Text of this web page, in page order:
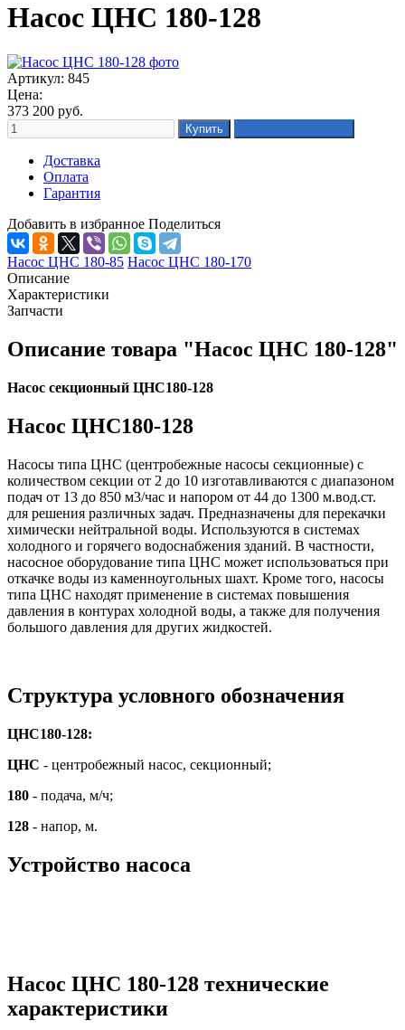
Насос ЦНС 180-128
Артикул: 845
Цена:
373 200 руб.
Доставка
Оплата
Гарантия
Добавить в избранное Поделиться
Насос ЦНС 180-85 Насос ЦНС 180-170
Описание
Характеристики
Запчасти
Описание товара "Насос ЦНС 180-128"
Насос секционный ЦНС180-128
Насос ЦНС180-128
Насосы типа ЦНС (центробежные насосы секционные) с
количеством секции от 2 до 10 изготавливаются с диапазоном
подач от 13 до 850 м3/час и напором от 44 до 1300 м.вод.ст.
для решения различных задач. Предназначены для перекачки
химически нейтральной воды. Используются в системах
холодного и горячего водоснабжения зданий. В частности,
насосное оборудование типа ЦНС может использоваться при
откачке воды из каменноугольных шахт. Кроме того, насосы
типа ЦНС находят применение в системах повышения
давления в контурах холодной воды, а также для получения
большого давления для других жидкостей.
Структура условного обозначения
ЦНС180-128:
ЦНС - центробежный насос, секционный;
180 - подача, м/ч;
128 - напор, м.
Устройство насоса
Насос ЦНС 180-128 технические
характеристики